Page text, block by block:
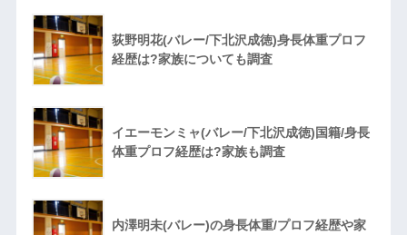
荻野明花(バレー/下北沢成徳)身長体重プロフ
経歴は?家族についても調査
イエーモンミャ(バレー/下北沢成徳)国籍/身長
体重プロフ経歴は?家族も調査
内澤明未(バレー)の身長体重/プロフ経歴や家